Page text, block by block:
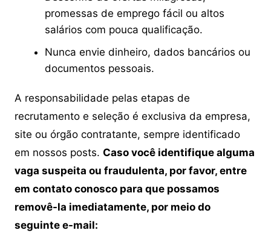
promessas de emprego fácil ou altos
salários com pouca qualificação.
Nunca envie dinheiro, dados bancários ou
documentos pessoais.
A responsabilidade pelas etapas de
recrutamento e seleção é exclusiva da empresa,
site ou órgão contratante, sempre identificado
em nossos posts. Caso você identifique alguma
vaga suspeita ou fraudulenta, por favor, entre
em contato conosco para que possamos
removê-la imediatamente, por meio do
seguinte e-mail: